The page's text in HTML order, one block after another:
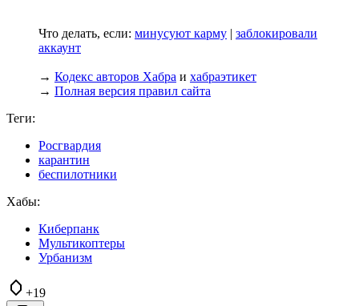
Что делать, если: минусуют карму | заблокировали
аккаунт
→ Кодекс авторов Хабра и хабраэтикет
→ Полная версия правил сайта
Теги:
Росгвардия
карантин
беспилотники
Хабы:
Киберпанк
Мультикоптеры
Урбанизм
+19